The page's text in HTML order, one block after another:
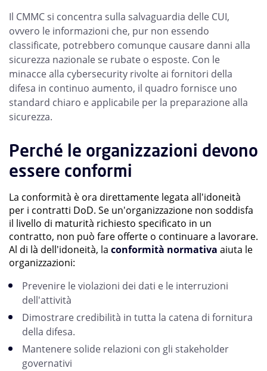
Il CMMC si concentra sulla salvaguardia delle CUI,
ovvero le informazioni che, pur non essendo
classificate, potrebbero comunque causare danni alla
sicurezza nazionale se rubate o esposte. Con le
minacce alla cybersecurity rivolte ai fornitori della
difesa in continuo aumento, il quadro fornisce uno
standard chiaro e applicabile per la preparazione alla
sicurezza.
Perché le organizzazioni devono
essere conformi
La conformità è ora direttamente legata all'idoneità
per i contratti DoD. Se un'organizzazione non soddisfa
il livello di maturità richiesto specificato in un
contratto, non può fare offerte o continuare a lavorare.
Al di là dell'idoneità, la conformità normativa aiuta le
organizzazioni:
Prevenire le violazioni dei dati e le interruzioni
dell'attività
Dimostrare credibilità in tutta la catena di fornitura
della difesa.
Mantenere solide relazioni con gli stakeholder
governativi